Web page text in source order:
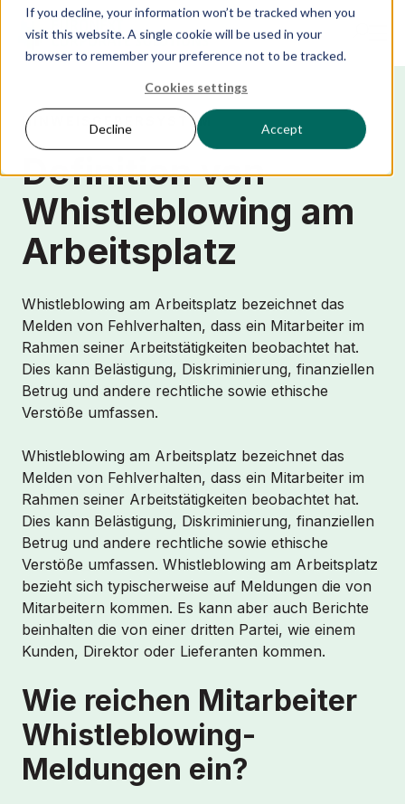
If you decline, your information won’t be tracked when you
visit this website. A single cookie will be used in your
browser to remember your preference not to be tracked.
Cookies settings
Decline Accept
Produkte
Lösungen
Erfolgsgeschichten
HINWEISGEBERSYSTEM
Definition von
Whistleblowing am
Arbeitsplatz
Whistleblowing am Arbeitsplatz bezeichnet das
Melden von Fehlverhalten, dass ein Mitarbeiter im
Rahmen seiner Arbeitstätigkeiten beobachtet hat.
Dies kann Belästigung, Diskriminierung, finanziellen
Betrug und andere rechtliche sowie ethische
Verstöße umfassen.
Whistleblowing am Arbeitsplatz bezeichnet das
Melden von Fehlverhalten, dass ein Mitarbeiter im
Rahmen seiner Arbeitstätigkeiten beobachtet hat.
Dies kann Belästigung, Diskriminierung, finanziellen
Betrug und andere rechtliche sowie ethische
Verstöße umfassen. Whistleblowing am Arbeitsplatz
bezieht sich typischerweise auf Meldungen die von
Mitarbeitern kommen. Es kann aber auch Berichte
beinhalten die von einer dritten Partei, wie einem
Kunden, Direktor oder Lieferanten kommen.
Wie reichen Mitarbeiter
Whistleblowing-
Meldungen ein?